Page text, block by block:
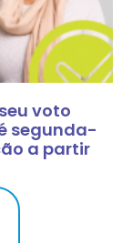
voto
segunda-
a partir